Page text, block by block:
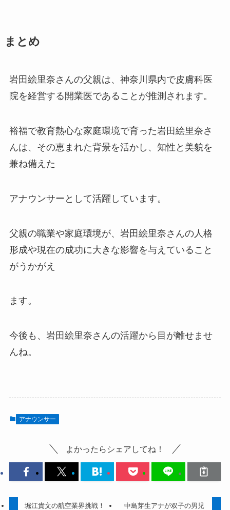
まとめ
岩田絵里奈さんの父親は、神奈川県内で皮膚科医
院を経営する開業医であることが推測されます。
裕福で教育熱心な家庭環境で育った岩田絵里奈さ
んは、その恵まれた背景を活かし、知性と美貌を
兼ね備えた
アナウンサーとして活躍しています。
父親の職業や家庭環境が、岩田絵里奈さんの人格
形成や現在の成功に大きな影響を与えていること
がうかがえ
ます。
今後も、岩田絵里奈さんの活躍から目が離せませ
んね。
アナウンサー
よかったらシェアしてね！
堀江貴文の航空業界挑戦！
中島芽生アナが双子の男児